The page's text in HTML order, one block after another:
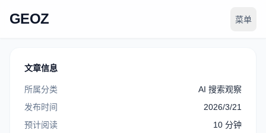
GEOZ 菜单
文章信息
所属分类
AI 搜索观察
发布时间
2026/3/21
预计阅读
10 分钟